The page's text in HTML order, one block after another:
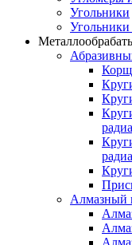
Угольники
Угольники
Алмазный